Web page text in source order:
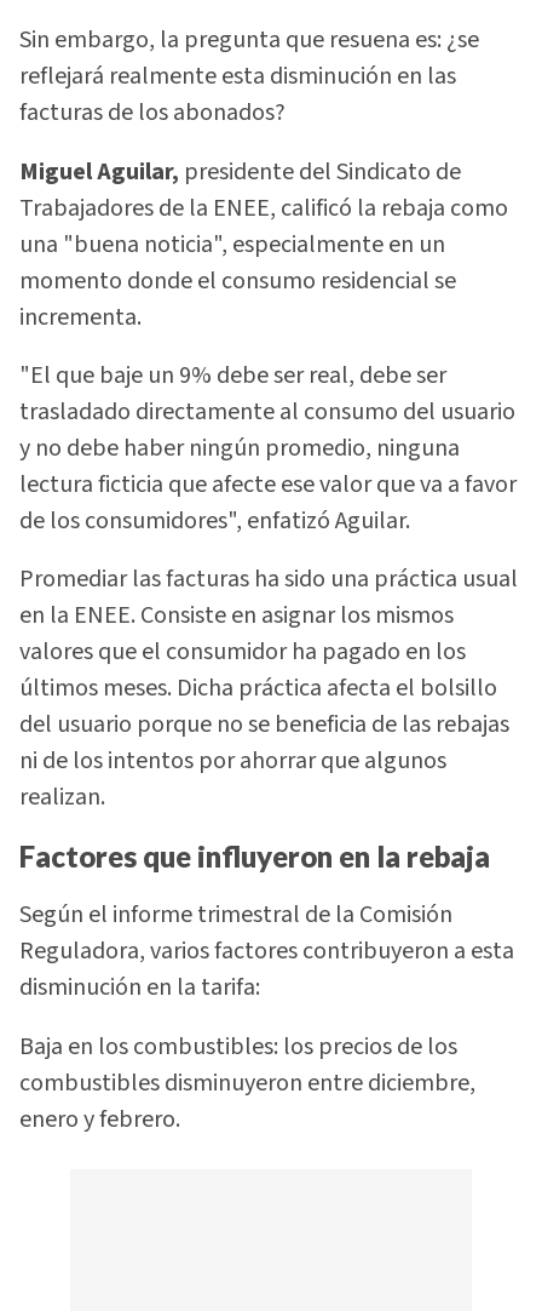
Sin embargo, la pregunta que resuena es: ¿se
reflejará realmente esta disminución en las
facturas de los abonados?
Miguel Aguilar, presidente del Sindicato de
Trabajadores de la ENEE, calificó la rebaja como
una "buena noticia", especialmente en un
momento donde el consumo residencial se
incrementa.
"El que baje un 9% debe ser real, debe ser
trasladado directamente al consumo del usuario
y no debe haber ningún promedio, ninguna
lectura ficticia que afecte ese valor que va a favor
de los consumidores", enfatizó Aguilar.
Promediar las facturas ha sido una práctica usual
en la ENEE. Consiste en asignar los mismos
valores que el consumidor ha pagado en los
últimos meses. Dicha práctica afecta el bolsillo
del usuario porque no se beneficia de las rebajas
ni de los intentos por ahorrar que algunos
realizan.
Factores que influyeron en la rebaja
Según el informe trimestral de la Comisión
Reguladora, varios factores contribuyeron a esta
disminución en la tarifa:
Baja en los combustibles: los precios de los
combustibles disminuyeron entre diciembre,
enero y febrero.